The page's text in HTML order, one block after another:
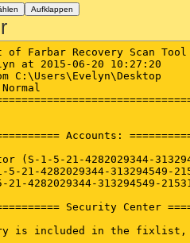
Registry
is included in the fixlist,
[RtHDVCpl] => C:\Program
[TCrdMain] => C:\Program
[TODDMain] => C:\Program
[TecoResident] =>
[SynTPEnh] => C:\Program
[iTunesHelper] =>
[Intel AppUp(SM)
[TPUReg] =>
4282029344-313294549-
Aufklappen
of Farbar Recovery Scan
at 2015-06-20 10:27:20
C:\Users\Evelyn\Desktop
Accounts:
(S-1-5-21-4282029344-
5-21-4282029344-
21-4282029344-313294549-
Security Center
is included in the fixlist,